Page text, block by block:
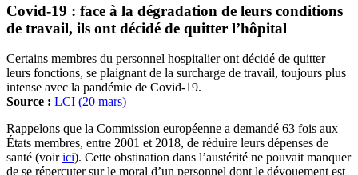
Covid-19 : face à la dégradation de leurs conditions
de travail, ils ont décidé de quitter l’hôpital
Certains membres du personnel hospitalier ont décidé de quitter
leurs fonctions, se plaignant de la surcharge de travail, toujours plus
intense avec la pandémie de Covid-19.
Source : LCI (20 mars)
Rappelons que la Commission européenne a demandé 63 fois aux
États membres, entre 2001 et 2018, de réduire leurs dépenses de
santé (voirici). Cette obstination dans l’austérité ne pouvait manquer
de se répercuter sur le moral d’un personnel dont le dévouement est